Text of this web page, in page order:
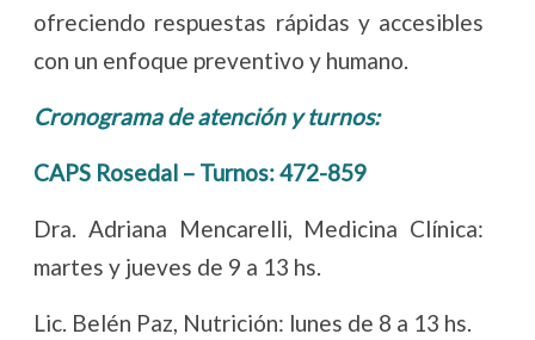
ofreciendo respuestas rápidas y accesibles
con un enfoque preventivo y humano.
Cronograma de atención y turnos:
CAPS Rosedal – Turnos: 472-859
Dra. Adriana Mencarelli, Medicina Clínica:
martes y jueves de 9 a 13 hs.
Lic. Belén Paz, Nutrición: lunes de 8 a 13 hs.